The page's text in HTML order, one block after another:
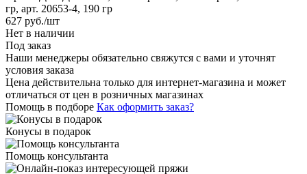
гр, арт. 20653-4, 190 гр
627 руб./шт
Нет в наличии
Под заказ
Наши менеджеры обязательно свяжутся с вами и уточнят
условия заказа
Цена действительна только для интернет-магазина и может
отличаться от цен в розничных магазинах
Помощь в подборе Как оформить заказ?
Конусы в подарок
Помощь консультанта